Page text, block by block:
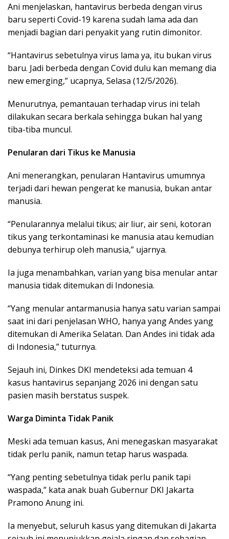
Ani menjelaskan, hantavirus berbeda dengan virus
baru seperti Covid-19 karena sudah lama ada dan
menjadi bagian dari penyakit yang rutin dimonitor.
“Hantavirus sebetulnya virus lama ya, itu bukan virus
baru. Jadi berbeda dengan Covid dulu kan memang dia
new emerging,” ucapnya, Selasa (12/5/2026).
Menurutnya, pemantauan terhadap virus ini telah
dilakukan secara berkala sehingga bukan hal yang
tiba-tiba muncul.
Penularan dari Tikus ke Manusia
Ani menerangkan, penularan Hantavirus umumnya
terjadi dari hewan pengerat ke manusia, bukan antar
manusia.
“Penularannya melalui tikus; air liur, air seni, kotoran
tikus yang terkontaminasi ke manusia atau kemudian
debunya terhirup oleh manusia,” ujarnya.
Ia juga menambahkan, varian yang bisa menular antar
manusia tidak ditemukan di Indonesia.
“Yang menular antarmanusia hanya satu varian sampai
saat ini dari penjelasan WHO, hanya yang Andes yang
ditemukan di Amerika Selatan. Dan Andes ini tidak ada
di Indonesia,” tuturnya.
Sejauh ini, Dinkes DKI mendeteksi ada temuan 4
kasus hantavirus sepanjang 2026 ini dengan satu
pasien masih berstatus suspek.
Warga Diminta Tidak Panik
Meski ada temuan kasus, Ani menegaskan masyarakat
tidak perlu panik, namun tetap harus waspada.
“Yang penting sebetulnya tidak perlu panik tapi
waspada,” kata anak buah Gubernur DKI Jakarta
Pramono Anung ini.
Ia menyebut, seluruh kasus yang ditemukan di Jakarta